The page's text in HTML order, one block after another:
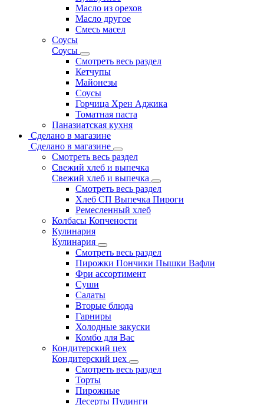
Масло из орехов
Масло другое
Смесь масел
Соусы
Соусы
Смотреть весь раздел
Кетчупы
Майонезы
Соусы
Горчица Хрен Аджика
Томатная паста
Паназиатская кухня
Сделано в магазине
Сделано в магазине
Смотреть весь раздел
Свежий хлеб и выпечка
Свежий хлеб и выпечка
Смотреть весь раздел
Хлеб СП Выпечка Пироги
Ремесленный хлеб
Колбасы Копчености
Кулинария
Кулинария
Смотреть весь раздел
Пирожки Пончики Пышки Вафли
Фри ассортимент
Суши
Салаты
Вторые блюда
Гарниры
Холодные закуски
Комбо для Вас
Кондитерский цех
Кондитерский цех
Смотреть весь раздел
Торты
Пирожные
Десерты Пудинги